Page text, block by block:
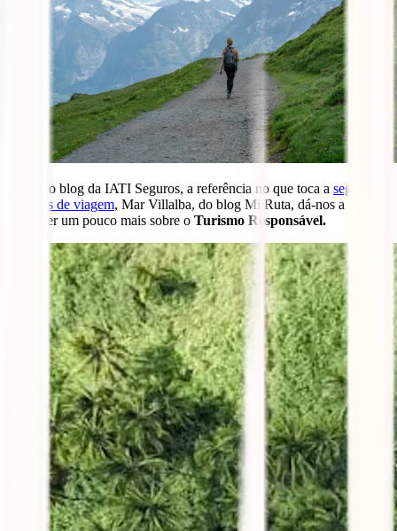
Hoje, no blog da IATI Seguros, a referência no que toca a seguros
médicos de viagem, Mar Villalba, do blog Mi Ruta, dá-nos a
conhecer um pouco mais sobre o Turismo Responsável.